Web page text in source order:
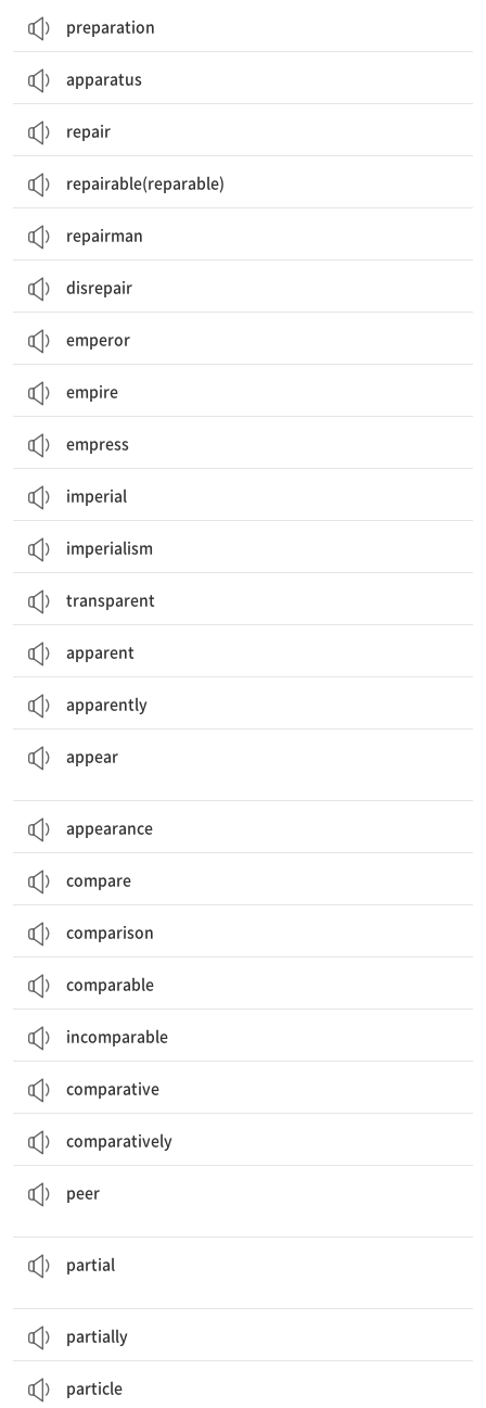
preparation
apparatus
repair
repairable(reparable)
repairman
disrepair
emperor
empire
empress
imperial
imperialism
transparent
apparent
apparently
appear
appearance
compare
comparison
comparable
incomparable
comparative
comparatively
peer
partial
partially
particle